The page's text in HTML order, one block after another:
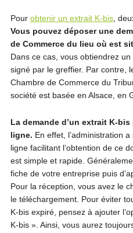
Pour obtenir un extrait K-bis,
Vous pouvez déposer une
de Commerce du lieu où est
Dans ce cas, vous obtiendrez
signé par le greffier. Par contre,
Chambre de Commerce du
société est basée en Alsace, en
La demande d’un extrait K-
ligne. En effet, l’administration
ligne facilitant l’obtention de ce
est simple et rapide.
fiche de votre entreprise puis
Pour la réception, vous avez le
le téléchargement. Pour éviter
K-bis expiré, pensez à ajouter
K-bis ». Ainsi, vous aurez